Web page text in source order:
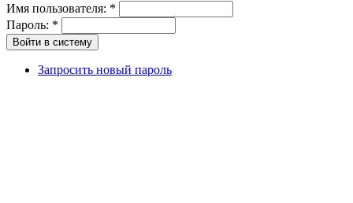
Имя пользователя: *
Пароль: *
Запросить новый пароль